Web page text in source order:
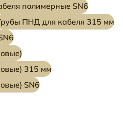
полимерные SN6
ПНД для кабеля 315 мм
315 мм
SN6